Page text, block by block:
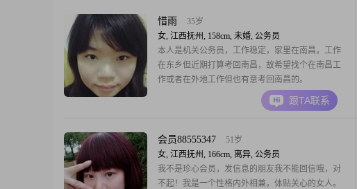
惜雨
35岁
女, 江西抚州, 158cm, 未婚, 公务员
本人是机关公务员，工作稳定，家里在南昌，工作
在东乡但近期打算考回南昌，故希望找个在南昌工
作或者在外地工作但也有意考回南昌的。
跟TA联系
会员88555347
51岁
女, 江西抚州, 166cm, 离异, 公务员
我不是珍心会员，发信息的朋友我不能回信哦，对
不起！我是一个性格内外相兼，体贴关心的女人。